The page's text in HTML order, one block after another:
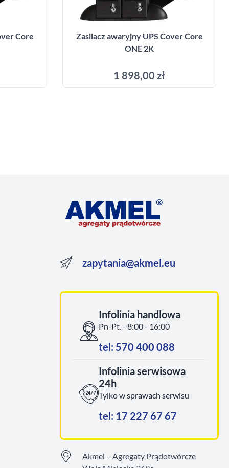
Core
Zasilacz awaryjny UPS Cover Core
ONE 2K
1 898,00 zł
zapytania@akmel.eu
Infolinia handlowa
Pn-Pt. - 8:00 - 16:00
tel: 570 400 088
Infolinia serwisowa
24h
Tylko w sprawach serwisu
tel: 17 227 67 67
Akmel – Agregaty Prądotwórcze